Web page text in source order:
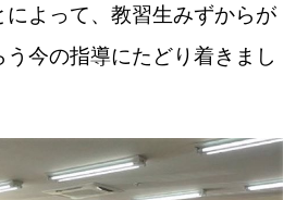
っかけ”WEBマガジン
よって、教習生みずからが
今の指導にたどり着きまし